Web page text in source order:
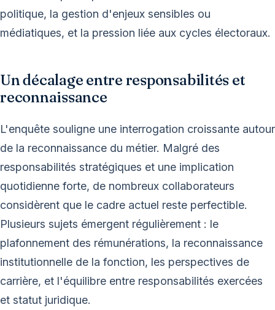
politique, la gestion d'enjeux sensibles ou
médiatiques, et la pression liée aux cycles électoraux.
Un décalage entre responsabilités et
reconnaissance
L'enquête souligne une interrogation croissante autour
de la reconnaissance du métier. Malgré des
responsabilités stratégiques et une implication
quotidienne forte, de nombreux collaborateurs
considèrent que le cadre actuel reste perfectible.
Plusieurs sujets émergent régulièrement : le
plafonnement des rémunérations, la reconnaissance
institutionnelle de la fonction, les perspectives de
carrière, et l'équilibre entre responsabilités exercées
et statut juridique.